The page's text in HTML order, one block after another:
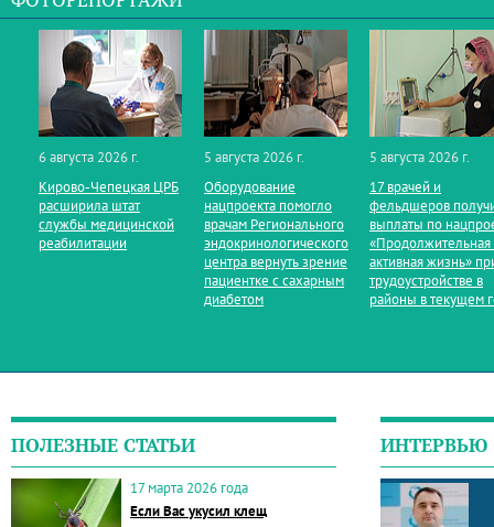
6 августа 2026 г.
Кирово‑Чепецкая ЦРБ
расширила штат
службы медицинской
реабилитации
5 августа 2026 г.
Оборудование
нацпроекта помогло
врачам Регионального
эндокринологического
центра вернуть зрение
пациентке с сахарным
диабетом
5 августа 2026 г.
17 врачей и
фельдшеров
выплаты по
«Продолжительная
активная жизнь»
трудоустройстве в
районы в текущем
ПОЛЕЗНЫЕ СТАТЬИ
17 марта 2026 года
Если Вас укусил клещ
ИНТЕРВЬЮ